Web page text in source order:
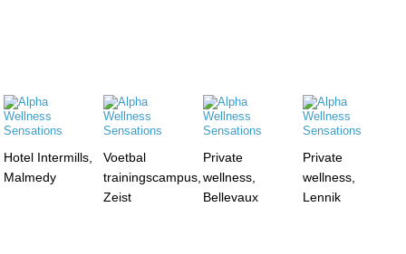
Hotel Intermills,
Malmedy
Voetbal
trainingscampus,
Zeist
Private
wellness,
Bellevaux
Private
wellness,
Lennik